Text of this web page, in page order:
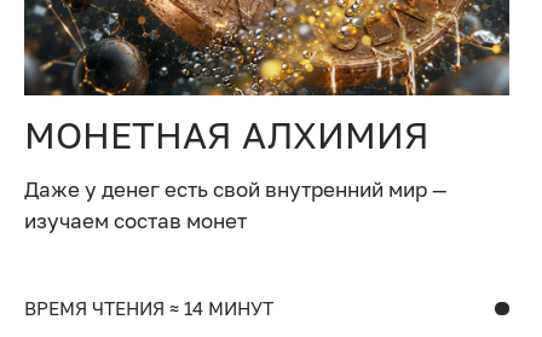
МОНЕТНАЯ АЛХИМИЯ
Даже у денег есть свой внутренний мир —
изучаем состав монет
ВРЕМЯ ЧТЕНИЯ ≈ 14 МИНУТ